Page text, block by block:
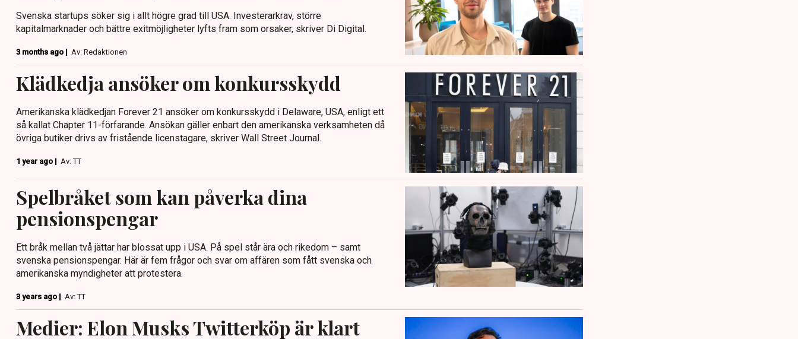
Svenska startups söker sig i allt högre grad till USA. Investerarkrav, större
kapitalmarknader och bättre exitmöjligheter lyfts fram som orsaker, skriver Di Digital.
3 months ago | Av: Redaktionen
Klädkedja ansöker om konkursskydd
Amerikanska klädkedjan Forever 21 ansöker om konkursskydd i Delaware, USA, enligt ett
så kallat Chapter 11-förfarande. Ansökan gäller enbart den amerikanska verksamheten då
övriga butiker drivs av fristående licenstagare, skriver Wall Street Journal.
1 year ago | Av: TT
Spelbråket som kan påverka dina
pensionspengar
Ett bråk mellan två jättar har blossat upp i USA. På spel står ära och rikedom – samt
svenska pensionspengar. Här är fem frågor och svar om affären som fått svenska och
amerikanska myndigheter att protestera.
3 years ago | Av: TT
Medier: Elon Musks Twitterköp är klart